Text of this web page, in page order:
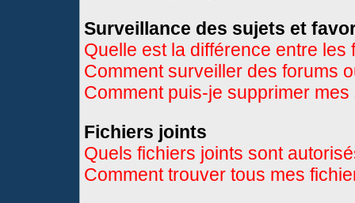
Surveillance des sujets et
Quelle est la différence entre
Comment surveiller des forums
Comment puis-je supprimer
Fichiers joints
Quels fichiers joints sont
Comment trouver tous mes